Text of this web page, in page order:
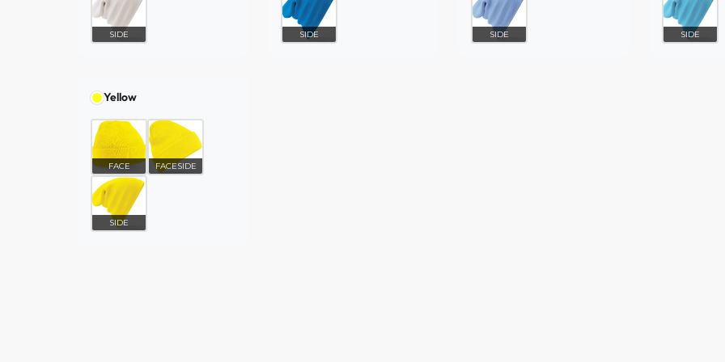
SIDE SIDE SIDE SIDE
Yellow
FACE FACESIDE
SIDE